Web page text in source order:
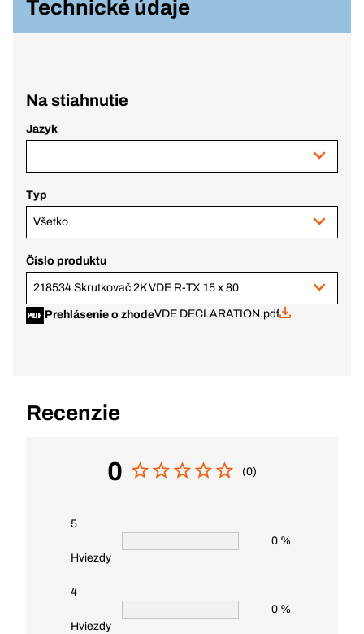
Technické údaje
Na stiahnutie
Jazyk
Typ
Všetko
Číslo produktu
218534 Skrutkovač 2K VDE R-TX 15 x 80
Prehlásenie o zhodeVDE DECLARATION.pdf
Recenzie
0 (0)
5
Hviezdy
0 %
4
Hviezdy
0 %